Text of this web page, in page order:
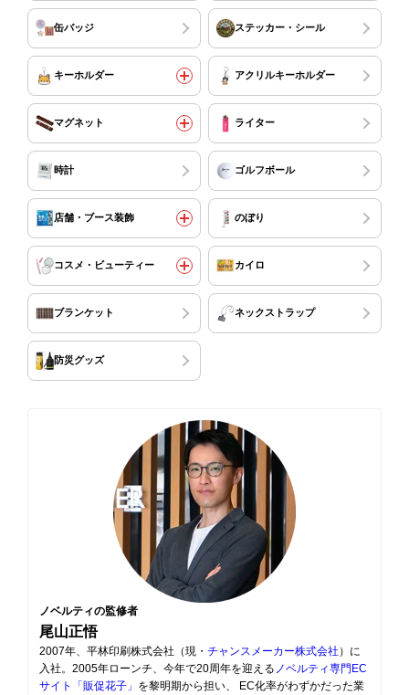
缶バッジ ステッカー・シール
キーホルダー アクリルキーホルダー
マグネット ライター
時計 ゴルフボール
店舗・ブース装飾 のぼり
コスメ・ビューティー カイロ
ブランケット ネックストラップ
防災グッズ
ノベルティの監修者
尾山正悟
2007年、平林印刷株式会社（現・ チャンスメーカー株式会社 ）に
入社。2005年ローンチ、今年で20周年を迎える ノベルティ専門EC
サイト「販促花子」 を黎明期から担い、 EC化率がわずかだった業